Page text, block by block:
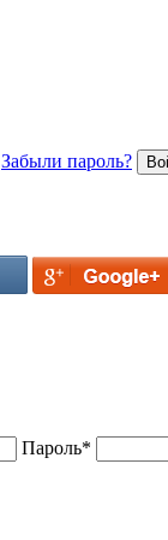
Забыли пароль?
Пароль*